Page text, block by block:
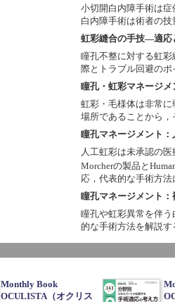
小切開白内障手術は
白内障手術は術者の
虹彩縫合の手技―適
瞳孔不整に対する虹
際とトラブル回避の
瞳孔・虹彩マネージ
虹彩・毛様体は非常
場所であることから
瞳孔マネージメント：
人工虹彩は未承認の
Morcherの製品と
応，代表的な手術方
瞳孔マネージメント
瞳孔や虹彩異常を伴
的な手術方法を解説す
Monthly Book
OCULISTA（オクリス